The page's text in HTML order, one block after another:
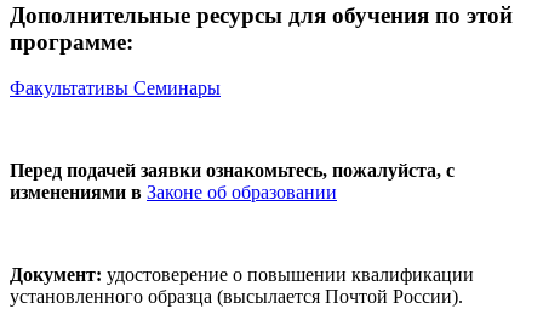
Дополнительные ресурсы для обучения по этой
программе:
Факультативы Семинары
Перед подачей заявки ознакомьтесь, пожалуйста, с
изменениями в Законе об образовании
Документ: удостоверение о повышении квалификации
установленного образца (высылается Почтой России).